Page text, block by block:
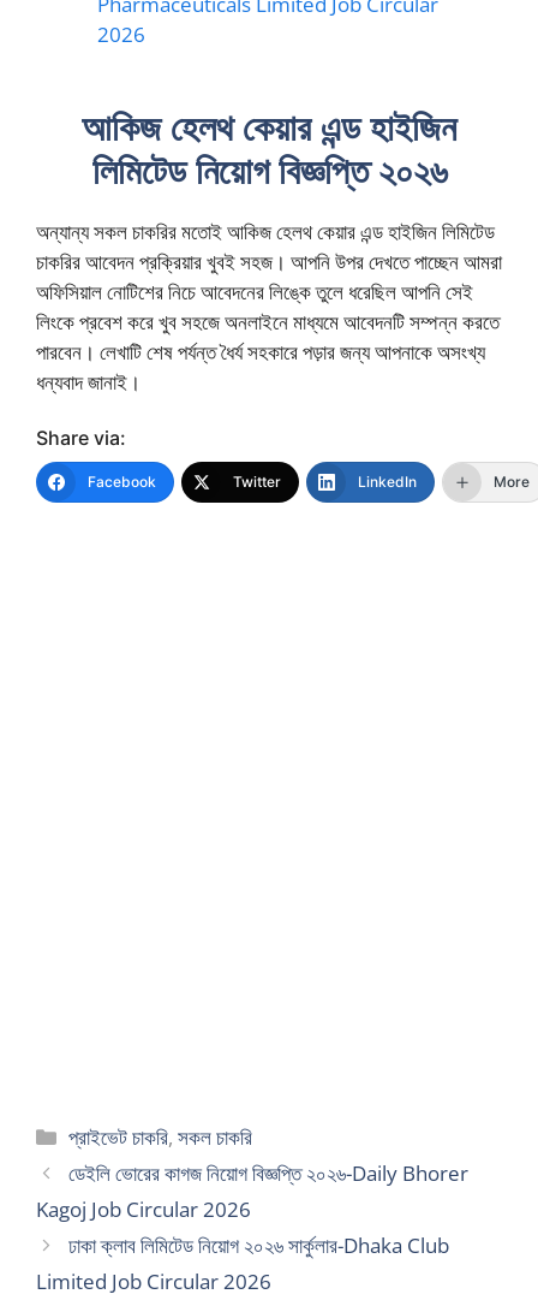
2026
আকিজ হেলথ কেয়ার এন্ড হাইজিন
লিমিটেড নিয়োগ বিজ্ঞপ্তি ২০২৬
অন্যান্য সকল চাকরির মতোই আকিজ হেলথ কেয়ার এন্ড হাইজিন লিমিটেড
চাকরির আবেদন প্রক্রিয়ার খুবই সহজ। আপনি উপর দেখতে পাচ্ছেন আমরা
অফিসিয়াল নোটিশের নিচে আবেদনের লিঙ্কে তুলে ধরেছিল আপনি সেই
লিংকে প্রবেশ করে খুব সহজে অনলাইনে মাধ্যমে আবেদনটি সম্পন্ন করতে
পারবেন। লেখাটি শেষ পর্যন্ত ধৈর্য সহকারে পড়ার জন্য আপনাকে অসংখ্য
ধন্যবাদ জানাই।
Share via:
Facebook Twitter LinkedIn More
Categories
প্রাইভেট চাকরি,সকল চাকরি
ডেইলি ভোরের কাগজ নিয়োগ বিজ্ঞপ্তি ২০২৬-Daily Bhorer
Kagoj Job Circular 2026
ঢাকা ক্লাব লিমিটেড নিয়োগ ২০২৬ সার্কুলার-Dhaka Club
Limited Job Circular 2026